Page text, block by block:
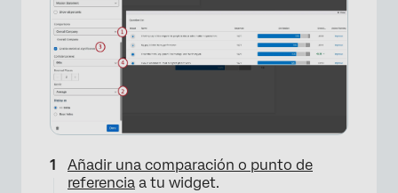
Añadir una comparación o punto de
referencia a tu widget.